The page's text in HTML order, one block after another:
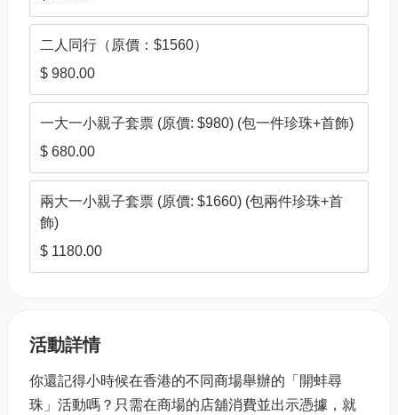
二人同行（原價：$1560）
$ 980.00
一大一小親子套票 (原價: $980) (包一件珍珠+首飾)
$ 680.00
兩大一小親子套票 (原價: $1660) (包兩件珍珠+首
飾)
$ 1180.00
活動詳情
你還記得小時候在香港的不同商場舉辦的「開蚌尋
珠」活動嗎？只需在商場的店舖消費並出示憑據，就